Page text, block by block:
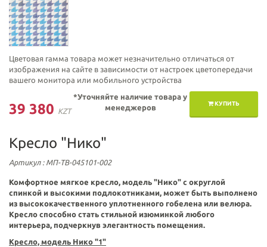
Цветовая гамма товара может незначительно отличаться от
изображения на сайте в зависимости от настроек цветопередачи
вашего монитора или мобильного устройства
39 380 KZT
КУПИТЬ
*Уточняйте наличие товара у
менеджеров
Кресло "Нико"
Артикул: МП-ТВ-045101-002
Комфортное мягкое кресло, модель "Нико" с округлой
спинкой и высокими подлокотниками, может быть выполнено
из высококачественного уплотненного гобелена или велюра.
Кресло способно стать стильной изюминкой любого
интерьера, подчеркнув элегантность помещения.
Кресло, модель Нико "1"